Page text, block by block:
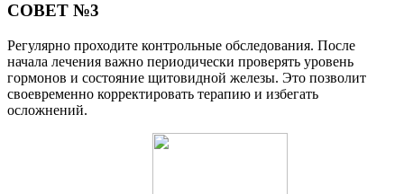
СОВЕТ №3
Регулярно проходите контрольные обследования. После
начала лечения важно периодически проверять уровень
гормонов и состояние щитовидной железы. Это позволит
своевременно корректировать терапию и избегать
осложнений.